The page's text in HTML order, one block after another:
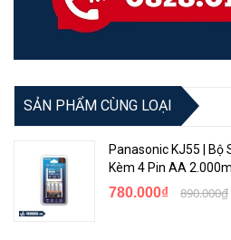
SẢN PHẨM CÙNG LOẠI
Panasonic KJ55 | Bộ
Kèm 4 Pin AA
780.000₫ 890.000₫